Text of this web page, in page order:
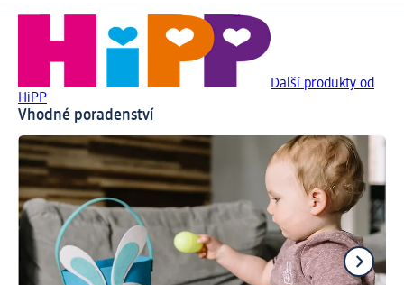
Další produkty od
HiPP
Vhodné poradenství